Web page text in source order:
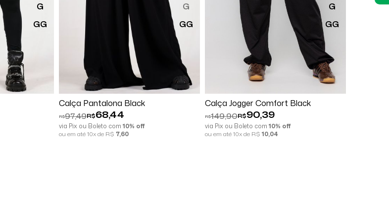
G
GG
G
GG
Calça Pantalona Black
R$97,49R$68,44
via Pix ou Boleto com10% off
ou em até 10x de R$ 7,60
Comprar
G
GG
Calça Jogger Comfort Black
R$149,90R$90,39
via Pix ou Boleto com10% off
ou em até 10x de R$10,04
Comprar